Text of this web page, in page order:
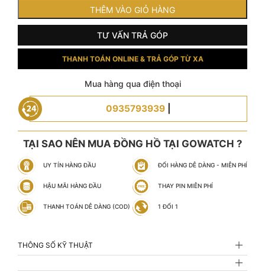
là:
3.900.000 ₫.
THÊM VÀO GIỎ HÀNG
TƯ VẤN TRẢ GÓP
THANH TOÁN ONLINE & TRẢ GÓP TỪ XA
Mua hàng qua điện thoại
0935793939
TẠI SAO NÊN MUA ĐỒNG HỒ TẠI GOWATCH ?
UY TÍN HÀNG ĐẦU ĐỔI HÀNG DỄ DÀNG - MIỄN PHÍ
HẬU MÃI HÀNG ĐẦU THAY PIN MIỄN PHÍ
THANH TOÁN DỄ DÀNG (COD) 1 ĐỔI 1
THÔNG SỐ KỸ THUẬT